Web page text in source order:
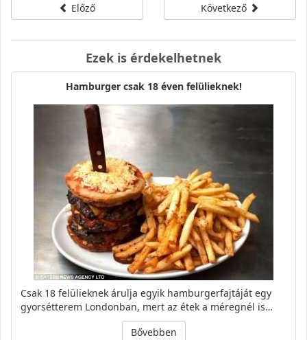
Előző Következő
Ezek is érdekelhetnek
Hamburger csak 18 éven felülieknek!
Csak 18 felülieknek árulja egyik hamburgerfajtáját egy
gyorsétterem Londonban, mert az étek a méregnél is…
Bővebben